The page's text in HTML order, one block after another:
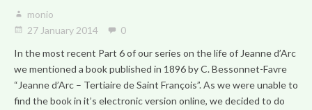
monio
27 January 2014
0
In the most recent Part 6 of our series on the life of Jeanne d’Arc
we mentioned a book published in 1896 by C. Bessonnet-Favre
“Jeanne d’Arc – Tertiaire de Saint François”. As we were unable to
find the book in it’s electronic version online, we decided to do